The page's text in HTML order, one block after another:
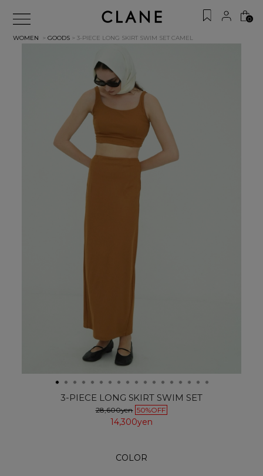
0
WOMEN >GOODS > 3-PIECE LONG SKIRT SWIM SETCAMEL
3-PIECE LONG SKIRT SWIM SET
28,600yen 50%OFF
14,300yen
COLOR